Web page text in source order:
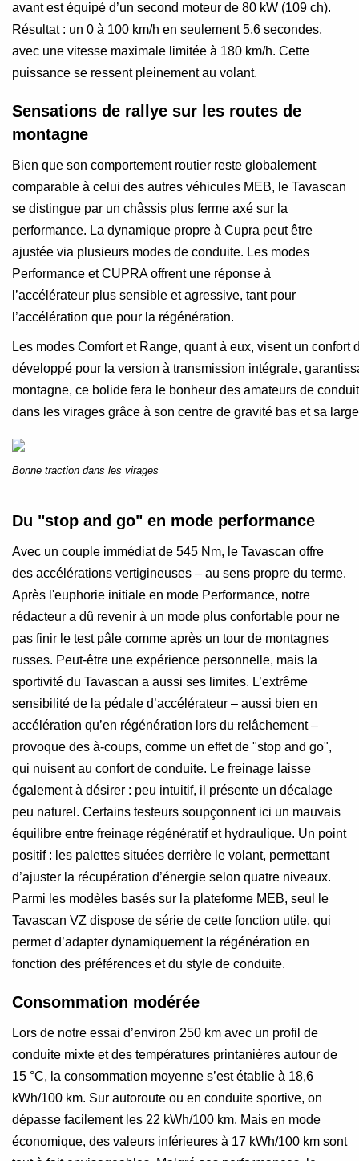
avant est équipé d’un second moteur de 80 kW (109 ch).
Résultat : un 0 à 100 km/h en seulement 5,6 secondes,
avec une vitesse maximale limitée à 180 km/h. Cette
puissance se ressent pleinement au volant.
Sensations de rallye sur les routes de
montagne
Bien que son comportement routier reste globalement
comparable à celui des autres véhicules MEB, le Tavascan
se distingue par un châssis plus ferme axé sur la
performance. La dynamique propre à Cupra peut être
ajustée via plusieurs modes de conduite. Les modes
Performance et CUPRA offrent une réponse à
l’accélérateur plus sensible et agressive, tant pour
l’accélération que pour la régénération.
Les modes Comfort et Range, quant à eux, visent un
développé pour la version à transmission intégrale,
montagne, ce bolide fera le bonheur des amateurs de
dans les virages grâce à son centre de gravité bas et sa
Bonne traction dans les virages
Du "stop and go" en mode performance
Avec un couple immédiat de 545 Nm, le Tavascan offre
des accélérations vertigineuses – au sens propre du terme.
Après l'euphorie initiale en mode Performance, notre
rédacteur a dû revenir à un mode plus confortable pour ne
pas finir le test pâle comme après un tour de montagnes
russes. Peut-être une expérience personnelle, mais la
sportivité du Tavascan a aussi ses limites. L’extrême
sensibilité de la pédale d’accélérateur – aussi bien en
accélération qu’en régénération lors du relâchement –
provoque des à-coups, comme un effet de "stop and go",
qui nuisent au confort de conduite. Le freinage laisse
également à désirer : peu intuitif, il présente un décalage
peu naturel. Certains testeurs soupçonnent ici un mauvais
équilibre entre freinage régénératif et hydraulique. Un point
positif : les palettes situées derrière le volant, permettant
d’ajuster la récupération d’énergie selon quatre niveaux.
Parmi les modèles basés sur la plateforme MEB, seul le
Tavascan VZ dispose de série de cette fonction utile, qui
permet d’adapter dynamiquement la régénération en
fonction des préférences et du style de conduite.
Consommation modérée
Lors de notre essai d’environ 250 km avec un profil de
conduite mixte et des températures printanières autour de
15 °C, la consommation moyenne s’est établie à 18,6
kWh/100 km. Sur autoroute ou en conduite sportive, on
dépasse facilement les 22 kWh/100 km. Mais en mode
économique, des valeurs inférieures à 17 kWh/100 km sont